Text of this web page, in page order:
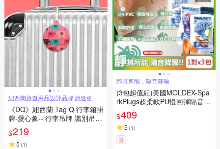
紐西蘭旅遊用品設計品牌 旅途更舒
適
《DQ》紐西蘭 Tag Q 行李箱掛
牌-愛心象-- 行李吊牌 識別吊牌
登機牌 姓名牌
$219
5 (1)
靜其所能，隔音降噪
(3包超值組)美國MOLDEX-Spa
rkPlugs超柔軟PU慢回彈隔音靜
音耳塞-型號6604不挑色炫彩版
1對/包(NRR33dB降噪規格,露
營助眠器,小耳道適用)
$409
5 (1)
券